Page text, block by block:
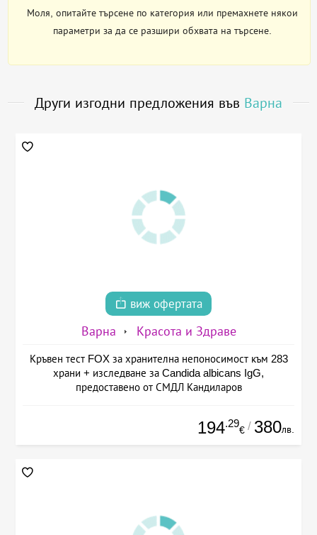
Моля, опитайте търсене по категория или премахнете някои
параметри за да се разшири обхвата на търсене.
Други изгодни предложения във Варна
виж офертата
Варна Красота и Здраве
Кръвен тест FOX за хранителна непоносимост към 283
храни + изследване за Candida albicans IgG,
предоставено от СМДЛ Кандиларов
194.29
€ / 380лв.